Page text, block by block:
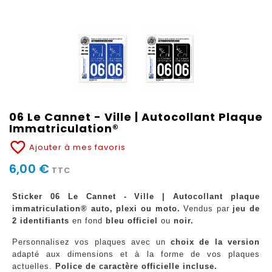
06 Le Cannet - Ville | Autocollant Plaque
Immatriculation®
favorite_border Ajouter à mes favoris
6,00 € TTC
Sticker 06 Le Cannet - Ville | Autocollant plaque
immatriculation® auto, plexi ou moto. Vendus par jeu de
2 identifiants en fond bleu officiel ou noir.
Personnalisez vos plaques avec un choix de la version
adapté aux dimensions et à la forme de vos plaques
actuelles. Police de caractère officielle incluse.